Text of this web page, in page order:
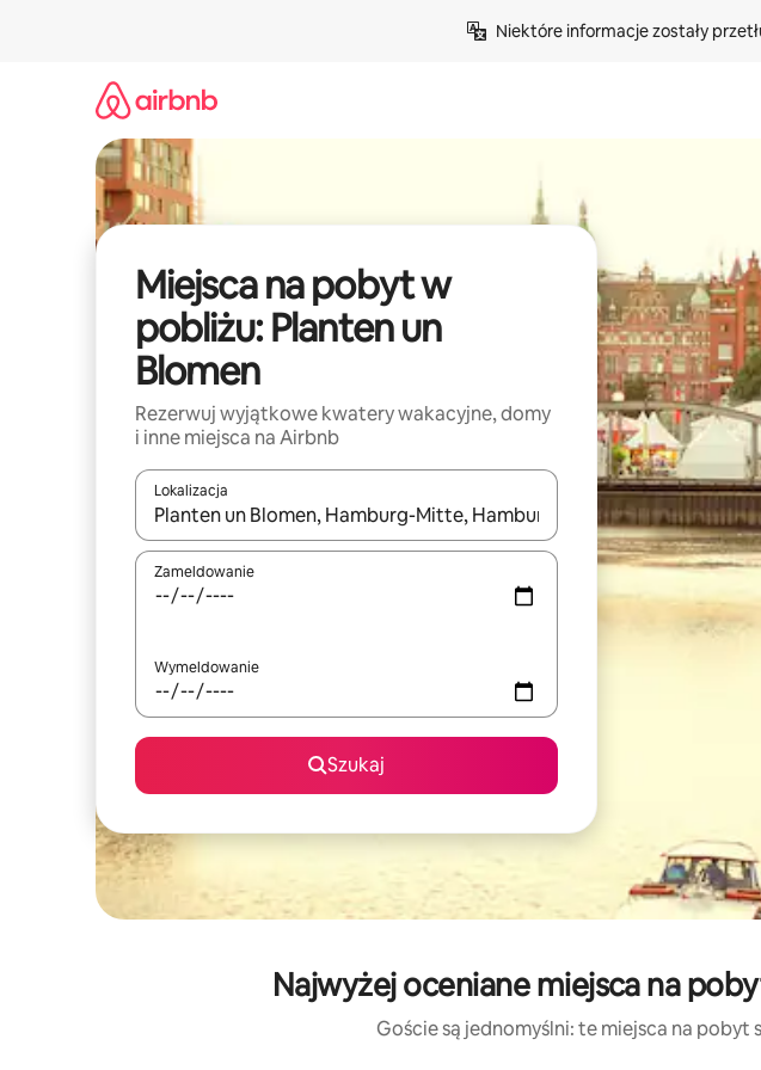
Niektóre informacje zostały
Miejsca na pobyt w
pobliżu: Planten un
Blomen
Rezerwuj wyjątkowe kwatery wakacyjne, domy
i inne miejsca na Airbnb
Lokalizacja
Gdy wyniki będą dostępne, możesz poruszać się po nich za pomocą klawiszy
Zameldowanie
Wymeldowanie
Szukaj
Najwyżej oceniane miejsca na
Goście są jednomyślni: te miejsca na